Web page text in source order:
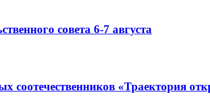
совета 6-7 августа
«Траектория